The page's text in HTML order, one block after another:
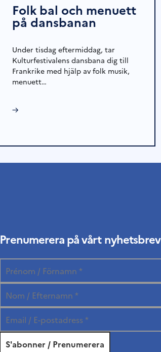
Folk bal och menuett
på dansbanan
Under tisdag eftermiddag, tar
Kulturfestivalens dansbana dig till
Frankrike med hjälp av folk musik,
menuett…
→
Prenumerera på vårt nyhetsbrev